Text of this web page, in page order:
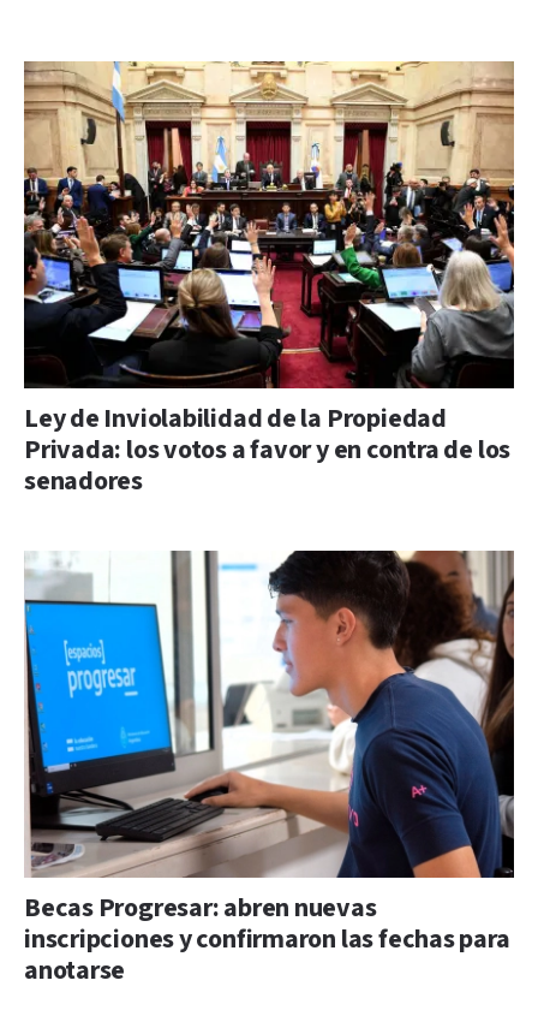
Ley de Inviolabilidad de la Propiedad
Privada: los votos a favor y en contra de los
senadores
Becas Progresar: abren nuevas
inscripciones y confirmaron las fechas para
anotarse